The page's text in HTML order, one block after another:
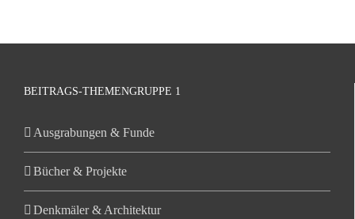
BEITRAGS-THEMENGRUPPE 1
Ausgrabungen & Funde
Bücher & Projekte
Denkmäler & Architektur